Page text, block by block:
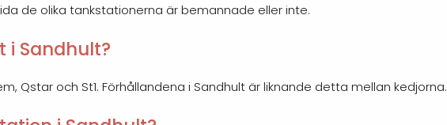
de olika tankstationerna är bemannade eller inte.
i Sandhult?
Qstar och St1. Förhållandena i Sandhult är liknande detta mellan kedjorna.